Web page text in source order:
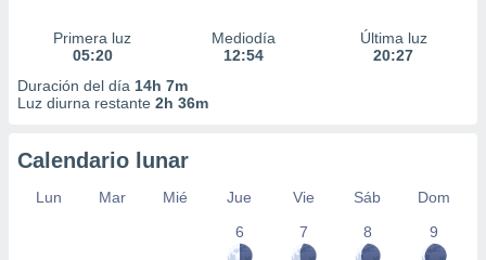
Primera luz
05:20
Mediodía
12:54
Última luz
20:27
Duración del día 14h 7m
Luz diurna restante 2h 36m
Calendario lunar
Lun Mar Mié Jue Vie Sáb
Dom
6
7 8 9